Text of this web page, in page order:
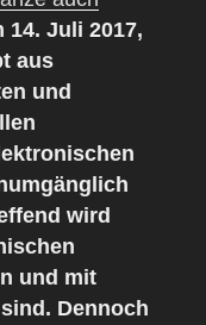
Juli 2017,
aus
und
wird
und mit
Dennoch